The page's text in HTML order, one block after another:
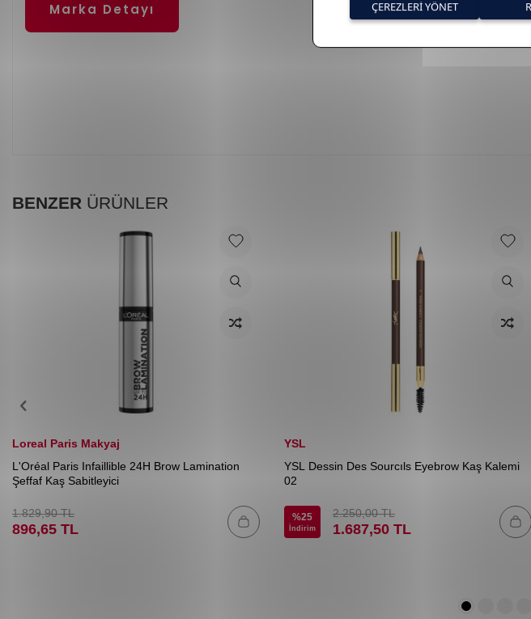
Marka Detayı
BENZER ÜRÜNLER
Loreal Paris Makyaj
L'Oréal Paris Infaillible 24H Brow Lamination
Şeffaf Kaş Sabitleyici
1.829,90TL
896,65 TL
YSL
YSL Dessin Des Sourcıls Eyebrow Kaş Kalemi
02
%25
İndirim
2.250,00TL
1.687,50 TL